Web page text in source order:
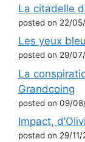
La citadelle
posted on 22/
Les yeux
posted on 29/
La
Grandcoing
posted on 09/
Impact,
posted on 29/